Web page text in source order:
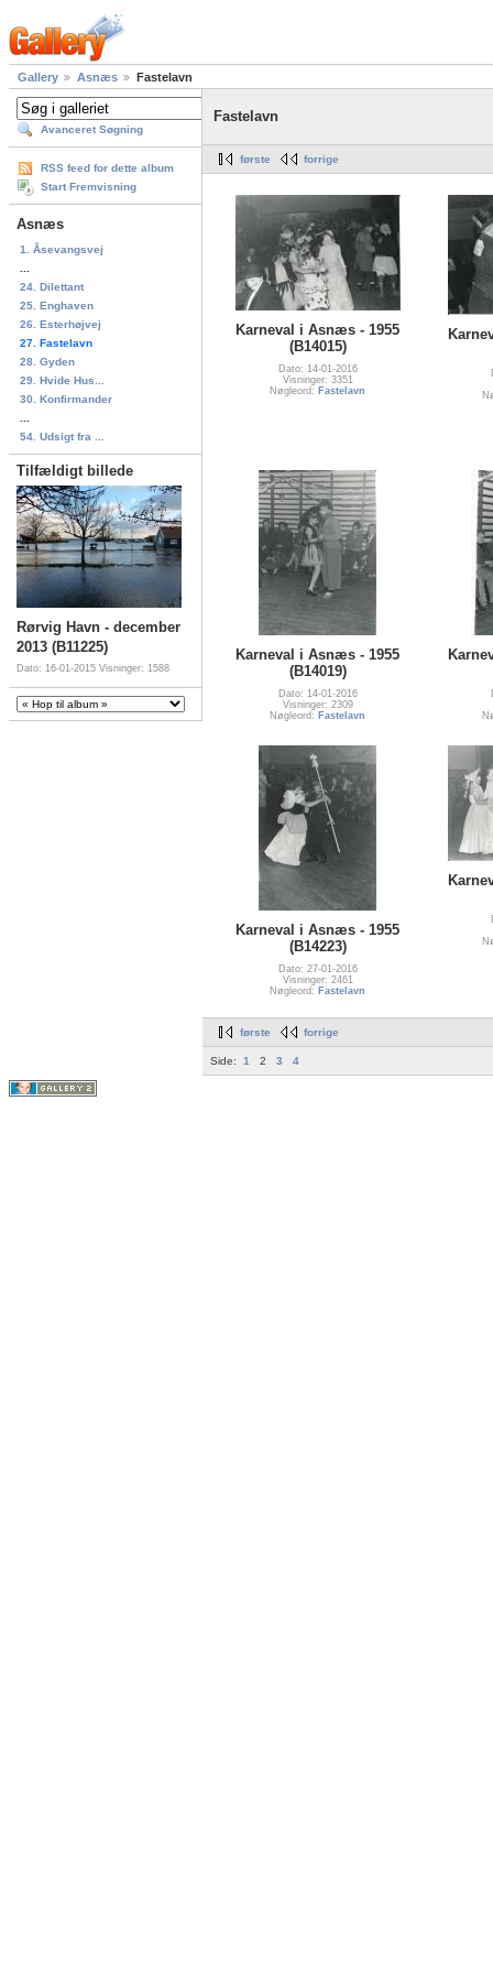
Gallery Asnæs Fastelavn
Avanceret Søgning
RSS feed for dette album
Start Fremvisning
Asnæs
1. Åsevangsvej
24. Dilettant
25. Enghaven
26. Esterhøjvej
27. Fastelavn
28. Gyden
29. Hvide Hus...
30. Konfirmander
54. Udsigt fra ...
Tilfældigt billede
Rørvig Havn - december
2013 (B11225)
Dato: 16-01-2015 Visninger: 1588
Fastelavn
første forrige
Karneval i Asnæs - 1955
(B14015)
Dato: 14-01-2016
Visninger: 3351
Nøgleord: Fastelavn
Karneval i Asnæs - 1955
(B14019)
Dato: 14-01-2016
Visninger: 2309
Nøgleord: Fastelavn
Karneval i Asnæs - 1955
(B14223)
Dato: 27-01-2016
Visninger: 2461
Nøgleord: Fastelavn
første forrige
Side: 1 2 3 4